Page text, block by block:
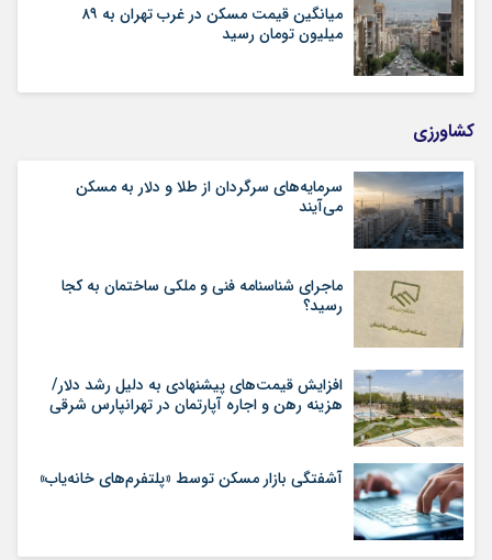
میانگین قیمت مسکن در غرب تهران به ۸۹
میلیون تومان رسید
کشاورزی
سرمایه‌های سرگردان از طلا و دلار به مسکن
می‌آیند
ماجرای شناسنامه‌ فنی و ملکی ساختمان به کجا
رسید؟
افزایش قیمت‌های پیشنهادی به دلیل رشد دلار/
هزینه رهن و اجاره آپارتمان در تهرانپارس شرقی
آشفتگی بازار مسکن توسط «پلتفرم‌های خانه‌یاب»